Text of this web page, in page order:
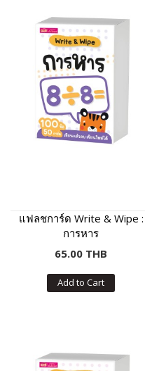
แฟลชการ์ด Write & Wipe :
การหาร
65.00 THB
Add to Cart